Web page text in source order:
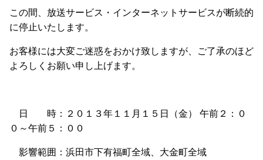
この間、放送サービス・インターネットサービスが断続的
に停止いたします。
お客様には大変ご迷惑をおかけ致しますが、ご了承のほど
よろしくお願い申し上げます。
日 時：２０１３年１１月１５日（金） 午前２：０
０～午前５：００
影響範囲：浜田市下有福町全域、大金町全域